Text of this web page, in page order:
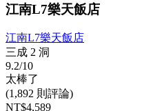
江南L7樂天飯店
江南L7樂天飯店
三成 2 洞
9.2/10
太棒了
(1,892 則評論)
NT$4,589